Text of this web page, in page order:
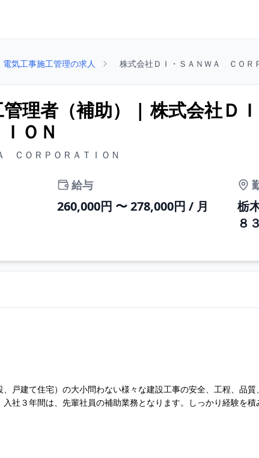
電気工事施工管理の求人 株式会社ＤＩ・ＳＡＮＷＡ ＣＯＲ
理者（補助） | 株式会社Ｄ
ＯＮ
ＣＯＲＰＯＲＡＴＩＯＮ
給与
260,000円 〜 278,000円 / 月
栃
８
戸建て住宅）の大小問わない様々な建設工事の安全、工程、品
社３年間は、先輩社員の補助業務となります。しっかり経験を